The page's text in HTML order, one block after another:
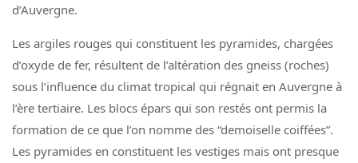
d’Auvergne.
Les argiles rouges qui constituent les pyramides, chargées
d’oxyde de fer, résultent de l’altération des gneiss (roches)
sous l’influence du climat tropical qui régnait en Auvergne à
l’ère tertiaire. Les blocs épars qui son restés ont permis la
formation de ce que l’on nomme des “demoiselle coiffées”.
Les pyramides en constituent les vestiges mais ont presque